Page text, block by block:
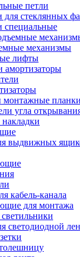
петли
для стеклянных
специальные
механизмы
лифты
амортизаторы
монтажные планки
угла
выдвижных
кабель-канала
для монтажа
светодиодной